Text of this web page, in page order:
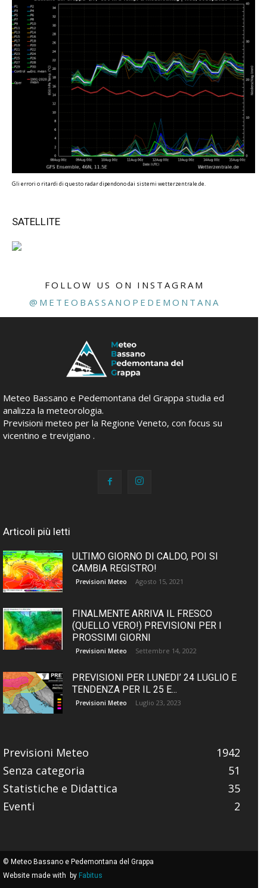
Gli errori o ritardi di questo radar dipendono dai sistemi wetterzentrale.de.
SATELLITE
FOLLOW US ON INSTAGRAM
@METEOBASSANOPEDEMONTANA
Meteo Bassano e Pedemontana del Grappa studia ed
analizza la meteorologia.
Previsioni meteo per la Regione Veneto, con focus su
vicentino e trevigiano .
Articoli più letti
ULTIMO GIORNO DI CALDO, POI SI
CAMBIA REGISTRO!
Previsioni Meteo Agosto 15, 2021
FINALMENTE ARRIVA IL FRESCO
(QUELLO VERO!) PREVISIONI PER I
PROSSIMI GIORNI
Previsioni Meteo Settembre 14, 2022
PREVISIONI PER LUNEDI’ 24 LUGLIO E
TENDENZA PER IL 25 E...
Previsioni Meteo Luglio 23, 2023
Previsioni Meteo
1942
Senza categoria
51
Statistiche e Didattica
35
Eventi
2
© Meteo Bassano e Pedemontana del Grappa
Website made with
by Fabitus